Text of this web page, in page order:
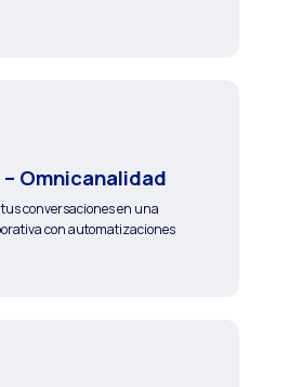
Omnicanalidad
conversaciones en una
con automatizaciones